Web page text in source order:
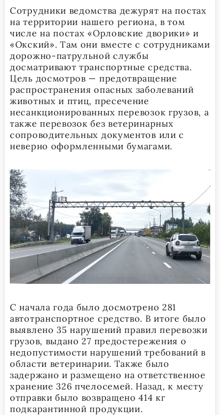
Сотрудники ведомства дежурят на постах
на территории нашего региона, в том
числе на постах «Орловские дворики» и
«Окский». Там они вместе с сотрудниками
дорожно-патрульной службы
досматривают транспортные средства.
Цель досмотров — предотвращение
распространения опасных заболеваний
животных и птиц, пресечение
несанкционированных перевозок грузов, а
также перевозок без ветеринарных
сопроводительных документов или с
неверно оформленными бумагами.
С начала года было досмотрено 281
автотранспортное средство. В итоге было
выявлено 35 нарушений правил перевозки
грузов, выдано 27 предостережения о
недопустимости нарушений требований в
области ветеринарии. Также было
задержано и размещено на ответственное
хранение 326 пчелосемей. Назад, к месту
отправки было возвращено 414 кг
подкарантинной продукции.